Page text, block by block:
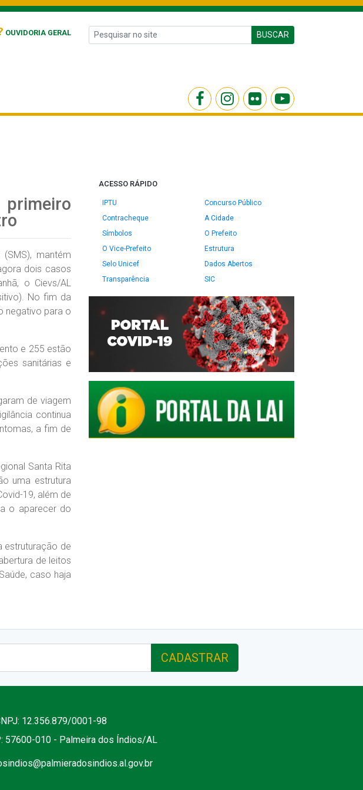
OUVIDORIA GERAL BUSCAR
mantém
dois casos
o Cievs/AL
No fim da
negativo para o
e 255 estão
sanitárias e
de viagem
continua
a fim de
Santa Rita
uma estrutura
19, além de
o aparecer do
estruturação de
de leitos
caso haja
ACESSO RÁPIDO
IPTU
Concurso Público
Contracheque
A Cidade
Símbolos
O Prefeito
O Vice-Prefeito
Estrutura
Selo Unicef
Dados Abertos
Transparência
SIC
CADASTRAR
12.356.879/0001-98
57600-010 - Palmeira dos Índios/AL